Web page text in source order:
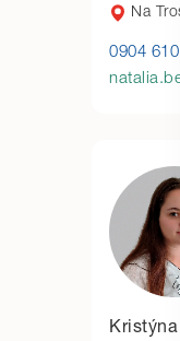
Na
0904
Kristýna